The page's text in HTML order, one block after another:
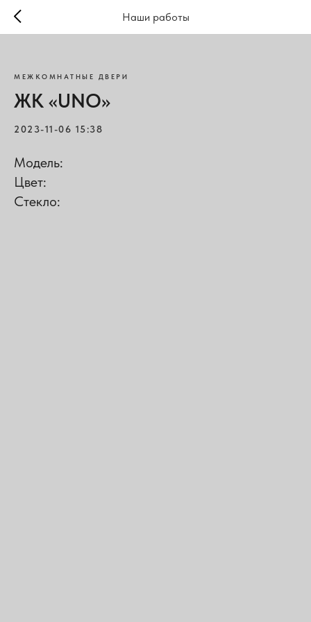
Наши работы
МЕЖКОМНАТНЫЕ ДВЕРИ
ЖК «UNO»
2023-11-06 15:38
Модель:
Цвет:
Стекло: